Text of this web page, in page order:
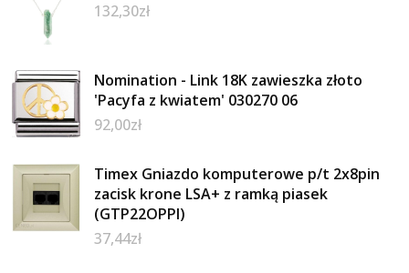
132,30zł
Nomination - Link 18K zawieszka złoto
'Pacyfa z kwiatem' 030270 06
92,00zł
Timex Gniazdo komputerowe p/t 2x8pin
zacisk krone LSA+ z ramką piasek
(GTP22OPPI)
37,44zł